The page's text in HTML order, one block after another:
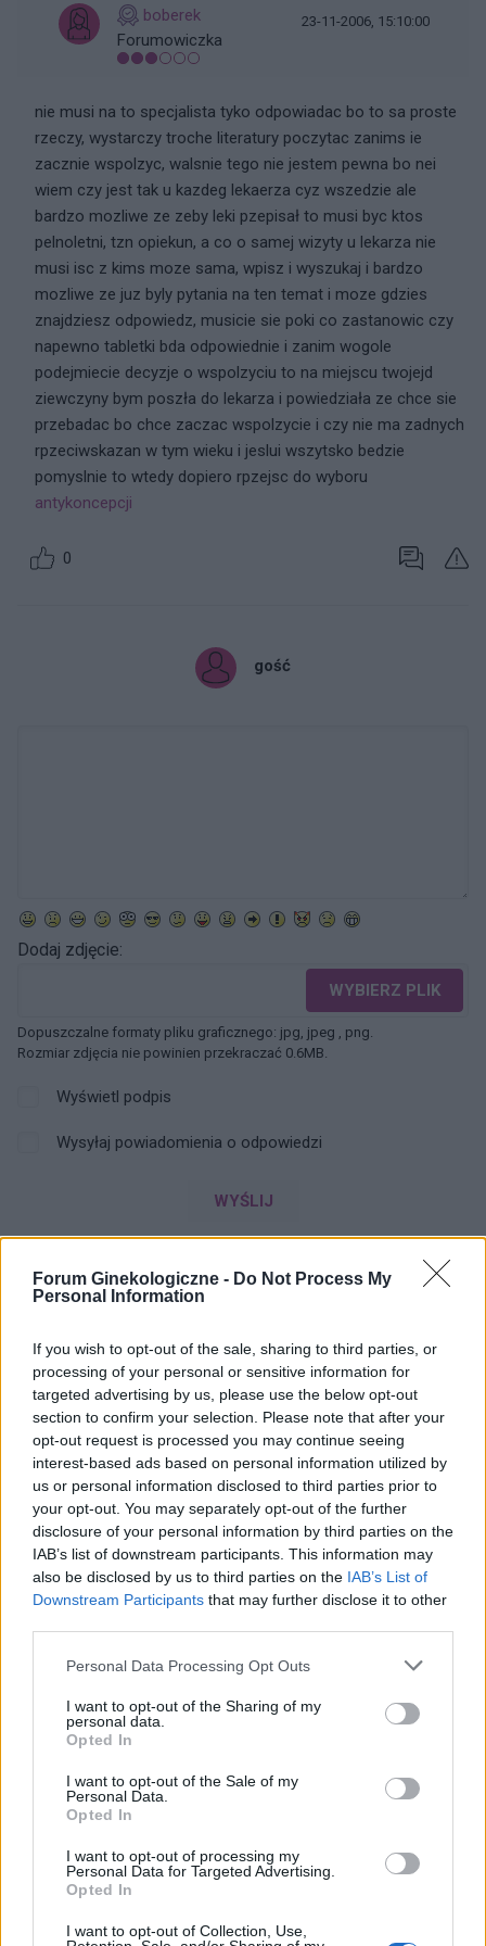
Forum Ginekologiczne - Do Not Process My
Personal Information
If you wish to opt-out of the sale, sharing to third parties, or
processing of your personal or sensitive information for
targeted advertising by us, please use the below opt-out
section to confirm your selection. Please note that after your
opt-out request is processed you may continue seeing
interest-based ads based on personal information utilized by
us or personal information disclosed to third parties prior to
your opt-out. You may separately opt-out of the further
disclosure of your personal information by third parties on the
IAB’s list of downstream participants. This information may
also be disclosed by us to third parties on the IAB’s List of
Downstream Participants that may further disclose it to other
Personal Data Processing Opt Outs
I want to opt-out of the Sharing of my
personal data.
Opted In
I want to opt-out of the Sale of my
Personal Data.
Opted In
I want to opt-out of processing my
Personal Data for Targeted Advertising.
Opted In
I want to opt-out of Collection, Use,
boberek
Forumowiczka
23-11-2006, 15:10:00
nie musi na to specjalista tyko odpowiadac bo to sa proste
rzeczy, wystarczy troche literatury poczytac zanims ie
zacznie wspolzyc, walsnie tego nie jestem pewna bo nei
wiem czy jest tak u kazdeg lekaerza cyz wszedzie ale
bardzo mozliwe ze zeby leki pzepisał to musi byc ktos
pelnoletni, tzn opiekun, a co o samej wizyty u lekarza nie
musi isc z kims moze sama, wpisz i wyszukaj i bardzo
mozliwe ze juz byly pytania na ten temat i moze gdzies
znajdziesz odpowiedz, musicie sie poki co zastanowic czy
napewno tabletki bda odpowiednie i zanim wogole
podejmiecie decyzje o wspolzyciu to na miejscu twojejd
ziewczyny bym poszła do lekarza i powiedziała ze chce sie
przebadac bo chce zaczac wspolzycie i czy nie ma zadnych
rpzeciwskazan w tym wieku i jeslui wszytsko bedzie
pomyslnie to wtedy dopiero rpzejsc do wyboru
antykoncepcji
0
gość
Dodaj zdjęcie:
WYBIERZ PLIK
Dopuszczalne formaty pliku graficznego: jpg, jpeg , png.
Rozmiar zdjęcia nie powinien przekraczać 0.6MB.
Wyświetl podpis
Wysyłaj powiadomienia o odpowiedzi
WYŚLIJ
ZOBACZ INNE DYSKUSJE
gość
Brak miesiączki
Jestem po poronieniu i brałam profilaktycznie
doxycycline i w tym samym miesiącu dostalam
zapalenie pęcherza moczowego i brałam też
furaginum i witaminę c , nie dostałam okresu od
10 dni ,ciąża wykluczona beta HCG
endometrium bardzo cieniutkie .moje pytanie
to coś poważniejszego ?
Forum: Ginekologia - forum dla rodziny i
pacjentki
olok
Cześć, 18.06.2026. Miałam stosunek z
partnerem bez zabezpieczenia. Po 10h wzięłam
tabletkę Ellaone. Pierwszy dzień ostatniej
miesiączki to 25/26 maja. Zwykle mam okres
5dni. Cykl 28 dni. Za 2 dni powinnam dostać
niepłodne. Czy jest spora szansa na ciążę,
Forum:Ginekologia - specjalista radzi, dla